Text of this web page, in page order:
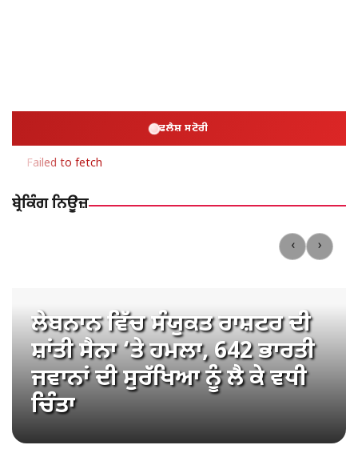
ਫਲੈਸ਼ ਸਟੋਰੀ
Failed to fetch
ਬ੍ਰੇਕਿੰਗ ਨਿਊਜ਼
‹ ›
ਸਾਕਾ ਸਰਹਿੰਦ: ਧਰਮ ਤੇ ਅਡੋਲਤਾ ਦੀ
ਅਮਰ ਕਹਾਣੀ